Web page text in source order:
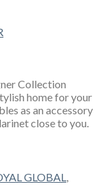
Collection
home for your
as an accessory
close to you.
GLOBAL,